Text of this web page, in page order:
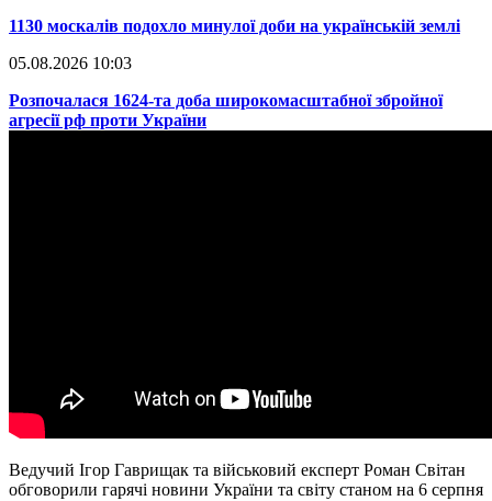
​1130 москалів подохло минулої доби на українській землі
05.08.2026 10:03
​Розпочалася 1624-та доба широкомасштабної збройної
агресії рф проти України
Ведучий Ігор Гаврищак та військовий експерт Роман Світан
обговорили гарячі новини України та світу станом на 6 серпня